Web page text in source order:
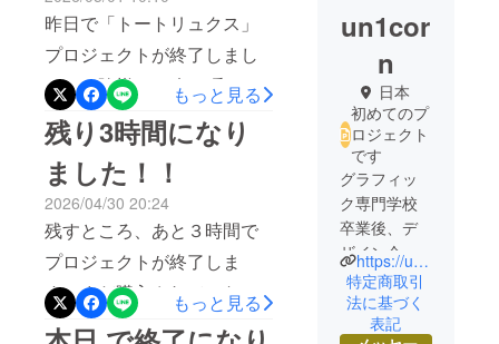
昨日で「トートリュクス」
プロジェクトが終了しまし
た。お陰様で54名の暖かい
ご支援を頂くことができま
した。本当に、ありがとう
ございました！！リターン
商品は5月8日頃発送予定で
準備にとりかかります。発
送完了しましたら、またご
報告しますので少々お待ち
ください。
もっと見る
残り3時間になり
ました！！
2026/04/30 20:24
残すところ、あと３時間で
プロジェクトが終了しま
す！まだ購入されていない
皆様、是非ご支援よろしく
もっと見る
un1cor
n
日本
初めてのプ
ロジェクト
です
グラフィッ
ク専門学校
卒業後、デ
ザイン会社
勤務、化粧
品会社の宣
伝部、某ス
https://un1corn.co.jp
特定商取引
法に基づく
表記